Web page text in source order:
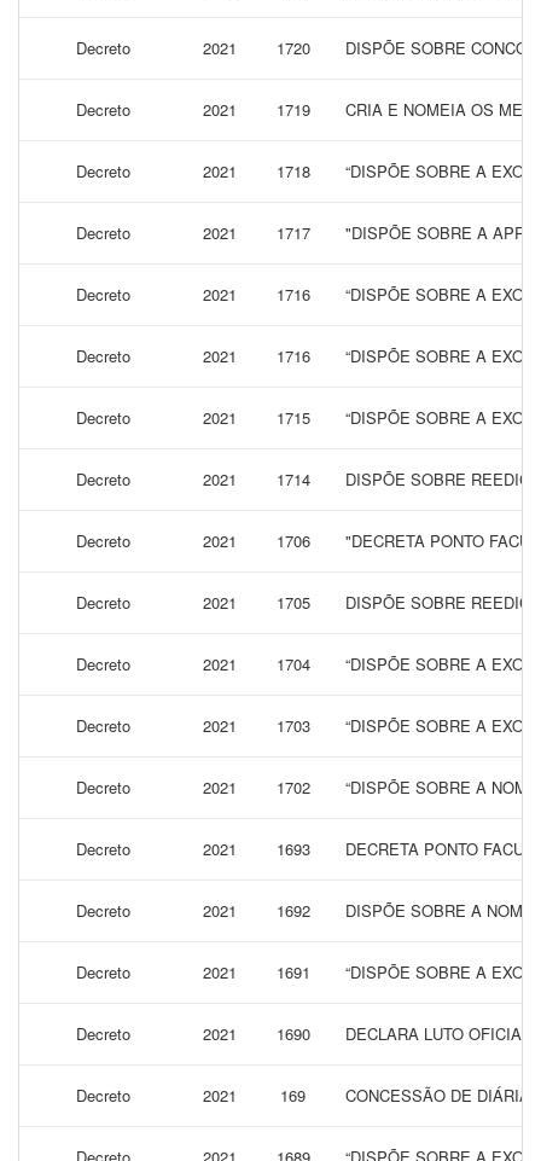
Decreto 2021 1720 DISPÕE SOBRE
Decreto 2021 1719 CRIA E NOMEIA OS
Decreto 2021 1718 “DISPÕE SOBRE A
Decreto 2021 1717 "DISPÕE SOBRE A
Decreto 2021 1716 “DISPÕE SOBRE A
Decreto 2021 1716 “DISPÕE SOBRE A
Decreto 2021 1715 “DISPÕE SOBRE A
Decreto 2021 1714 DISPÕE SOBRE
Decreto 2021 1706 "DECRETA PONTO
Decreto 2021 1705 DISPÕE SOBRE
Decreto 2021 1704 “DISPÕE SOBRE A
Decreto 2021 1703 “DISPÕE SOBRE A
Decreto 2021 1702 “DISPÕE SOBRE A
Decreto 2021 1693 DECRETA PONTO
Decreto 2021 1692 DISPÕE SOBRE A
Decreto 2021 1691 “DISPÕE SOBRE A
Decreto 2021 1690 DECLARA LUTO OFICIAL
Decreto 2021 169 CONCESSÃO DE